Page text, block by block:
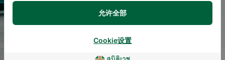
允许全部
Cookie设置